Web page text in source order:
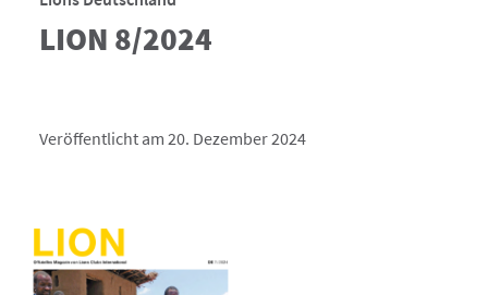
LION 8/2024
Veröffentlicht am 20. Dezember 2024